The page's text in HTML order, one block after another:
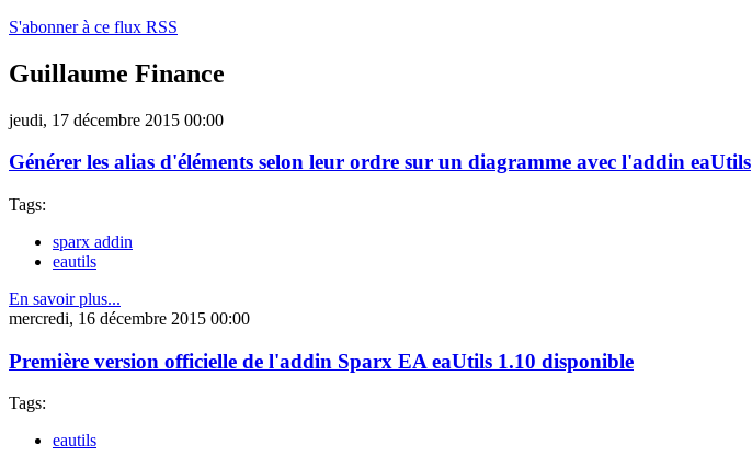
S'abonner à ce flux RSS
Guillaume Finance
jeudi, 17 décembre 2015 00:00
Générer les alias d'éléments selon leur ordre sur un diagramme avec l'addin eaUtils
Tags:
sparx addin
eautils
En savoir plus...
mercredi, 16 décembre 2015 00:00
Première version officielle de l'addin Sparx EA eaUtils 1.10 disponible
Tags:
eautils